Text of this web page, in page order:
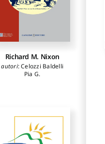
Richard M. Nixon
autori:Celozzi Baldelli
Pia G.